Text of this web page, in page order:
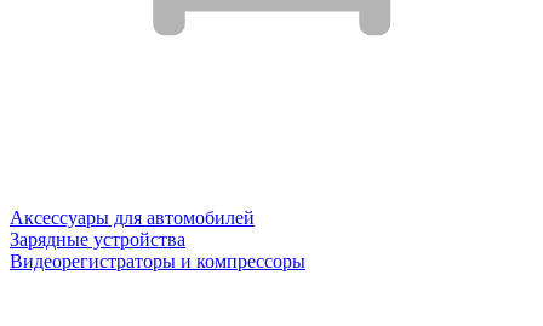
Аксессуары для автомобилей
Зарядные устройства
Видеорегистраторы и компрессоры